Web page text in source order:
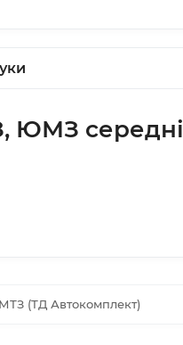
ЮМЗ
(ТД Автокомплект)